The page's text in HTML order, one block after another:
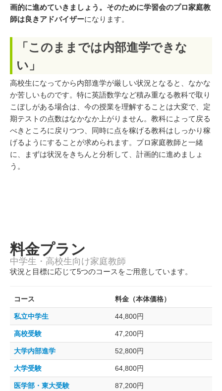
画的に進めていきましょう。そのために学習会のプロ家庭教
師は良きアドバイザーになります。
「このままでは内部進学できな
い」
高校生になってから内部進学が厳しい状況となると、なかな
か苦しいものです。特に英語数学など積み重なる教科で取り
こぼしがある場合は、今の授業を理解することは大変で、定
期テストの点数はなかなか上がりません。教科によって戻る
べきところに戻りつつ、同時に点を稼げる教科はしっかり稼
げるようにすることが求められます。プロ家庭教師と一緒
に、まずは状況をきちんと分析して、計画的に進めましょ
う。
料金プラン
中学生・高校生向け家庭教師
状況と目標に応じて5つのコースをご用意しています。
コース 料金（本体価格）
私立中学生 44,800円
高校受験 47,200円
大学内部進学 52,800円
大学受験 64,800円
医学部・東大受験 87,200円